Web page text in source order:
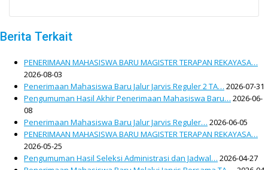
Berita Terkait
PENERIMAAN MAHASISWA BARU MAGISTER TERAPAN REKAYASA…
2026-08-03
Penerimaan Mahasiswa Baru Jalur Jarvis Reguler 2 TA… 2026-07-31
Pengumuman Hasil Akhir Penerimaan Mahasiswa Baru… 2026-06-
08
Penerimaan Mahasiswa Baru Jalur Jarvis Reguler… 2026-06-05
PENERIMAAN MAHASISWA BARU MAGISTER TERAPAN REKAYASA…
2026-05-25
Pengumuman Hasil Seleksi Administrasi dan Jadwal… 2026-04-27